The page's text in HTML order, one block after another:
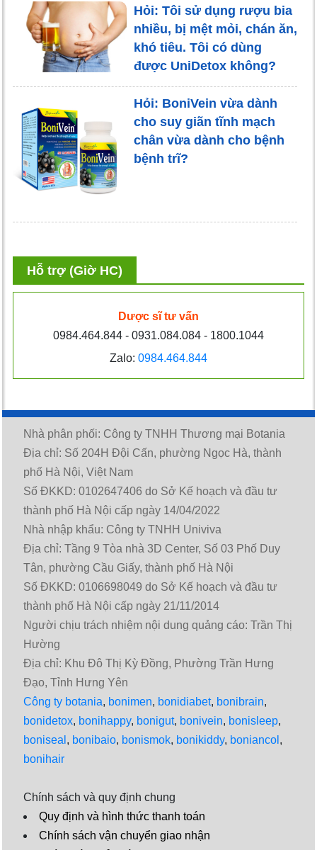
Hỏi: Tôi sử dụng rượu bia
nhiều, bị mệt mỏi, chán ăn,
khó tiêu. Tôi có dùng
được UniDetox không?
Hỏi: BoniVein vừa dành
cho suy giãn tĩnh mạch
chân vừa dành cho bệnh
bệnh trĩ?
Hỗ trợ (Giờ HC)
Dược sĩ tư vấn
0984.464.844 - 0931.084.084 - 1800.1044
Zalo: 0984.464.844
Nhà phân phối: Công ty TNHH Thương mại Botania
Địa chỉ: Số 204H Đội Cấn, phường Ngọc Hà, thành
phố Hà Nội, Việt Nam
Số ĐKKD: 0102647406 do Sở Kế hoạch và đầu tư
thành phố Hà Nội cấp ngày 14/04/2022
Nhà nhập khẩu: Công ty TNHH Univiva
Địa chỉ: Tầng 9 Tòa nhà 3D Center, Số 03 Phố Duy
Tân, phường Cầu Giấy, thành phố Hà Nội
Số ĐKKD: 0106698049 do Sở Kế hoạch và đầu tư
thành phố Hà Nội cấp ngày 21/11/2014
Người chịu trách nhiệm nội dung quảng cáo: Trần Thị
Hường
Địa chỉ: Khu Đô Thị Kỳ Đồng, Phường Trần Hưng
Đạo, Tỉnh Hưng Yên
Công ty botania, bonimen, bonidiabet, bonibrain,
bonidetox, bonihappy, bonigut, bonivein, bonisleep,
boniseal , bonibaio, bonismok, bonikiddy, boniancol ,
bonihair
Chính sách và quy định chung
Quy định và hình thức thanh toán
Chính sách vận chuyển giao nhận